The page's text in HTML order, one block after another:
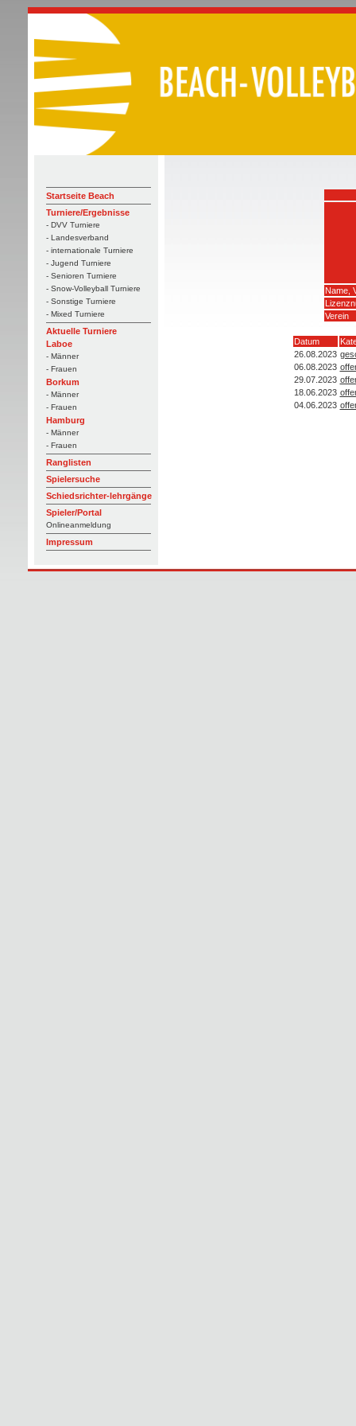
Startseite Beach
Turniere/Ergebnisse
- DVV Turniere
- Landesverband
- internationale Turniere
- Jugend Turniere
- Senioren Turniere
- Snow-Volleyball Turniere
- Sonstige Turniere
- Mixed Turniere
Aktuelle Turniere
Laboe
- Männer
- Frauen
Borkum
- Männer
- Frauen
Hamburg
- Männer
- Frauen
Ranglisten
Spielersuche
Schiedsrichter-lehrgänge
Spieler/Portal
Onlineanmeldung
Impressum
Name,
Verein
Datum
26.08.2023
06.08.2023
29.07.2023
18.06.2023
04.06.2023